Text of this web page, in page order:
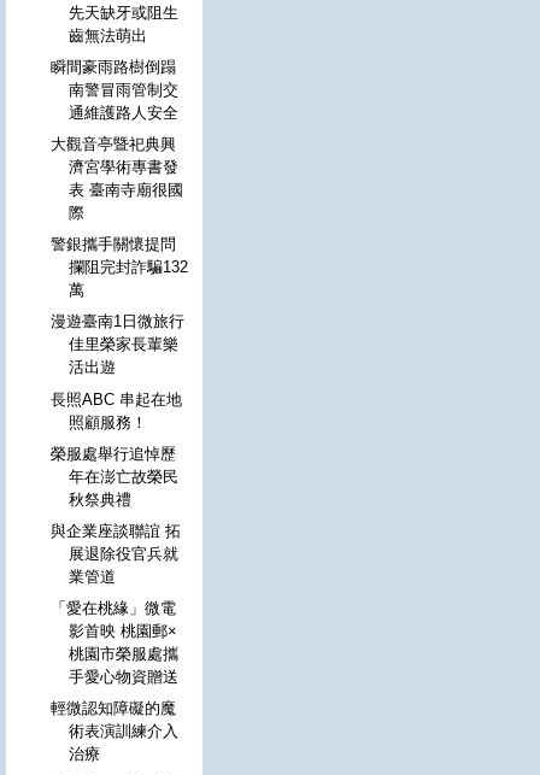
先天缺牙或阻生
齒無法萌出
瞬間豪雨路樹倒蹋
南警冒雨管制交
通維護路人安全
大觀音亭暨祀典興
濟宮學術專書發
表 臺南寺廟很國
際
警銀攜手關懷提問
攔阻完封詐騙132
萬
漫遊臺南1日微旅行
佳里榮家長輩樂
活出遊
長照ABC 串起在地
照顧服務！
榮服處舉行追悼歷
年在澎亡故榮民
秋祭典禮
與企業座談聯誼 拓
展退除役官兵就
業管道
「愛在桃緣」微電
影首映 桃園郵×
桃園市榮服處攜
手愛心物資贈送
輕微認知障礙的魔
術表演訓練介入
治療